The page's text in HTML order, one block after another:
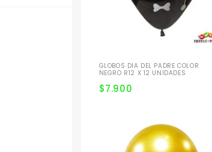
GLOBOS DIA DEL PADRE COLOR
NEGRO R12 X 12 UNIDADES
$7.900